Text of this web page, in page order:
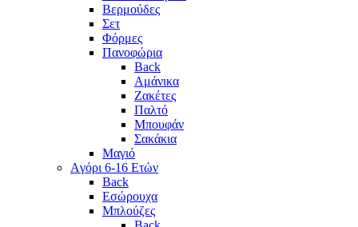
Βερμούδες
Σετ
Φόρμες
Πανοφώρια
Back
Αμάνικα
Ζακέτες
Παλτό
Μπουφάν
Σακάκια
Μαγιό
Aγόρι 6-16 Ετών
Back
Eσώρουχα
Μπλούζες